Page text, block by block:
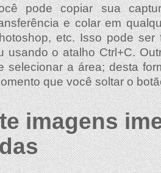
pode copiar sua
e colar em
etc. Isso pode
usando o atalho Ctrl+C.
selecionar a área; desta
que você soltar o
imagens